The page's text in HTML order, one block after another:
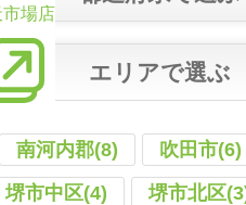
場店
エリアで選ぶ
南河内郡(8) 吹田市(6)
堺市中区(4) 堺市北区